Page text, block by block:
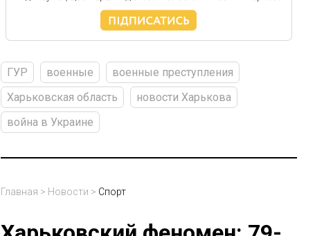
ГУР военные
военные преступления
Харьковская область
новости Харькова
война в Украине
Главная > Новости > Спорт